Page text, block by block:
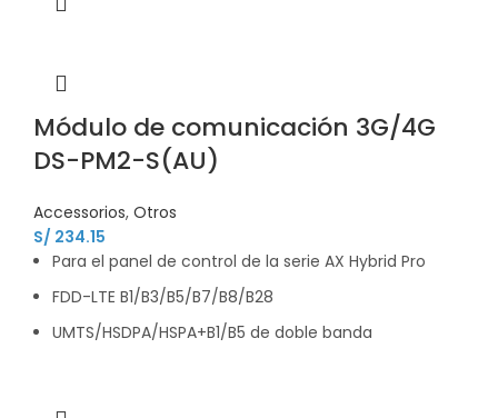
Módulo de comunicación 3G/4G
DS-PM2-S(AU)
Accessorios, Otros
S/ 234.15
Para el panel de control de la serie AX Hybrid Pro
FDD-LTE B1/B3/B5/B7/B8/B28
UMTS/HSDPA/HSPA+B1/B5 de doble banda